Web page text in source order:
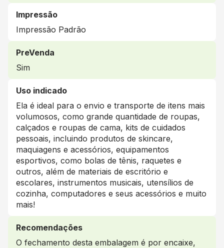
Impressão
Impressão Padrão
PreVenda
Sim
Uso indicado
Ela é ideal para o envio e transporte de itens mais
volumosos, como grande quantidade de roupas,
calçados e roupas de cama, kits de cuidados
pessoais, incluindo produtos de skincare,
maquiagens e acessórios, equipamentos
esportivos, como bolas de tênis, raquetes e
outros, além de materiais de escritório e
escolares, instrumentos musicais, utensílios de
cozinha, computadores e seus acessórios e muito
mais!
Recomendações
O fechamento desta embalagem é por encaixe,